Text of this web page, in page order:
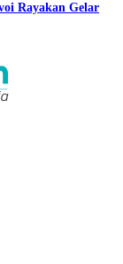
Rayakan Gelar